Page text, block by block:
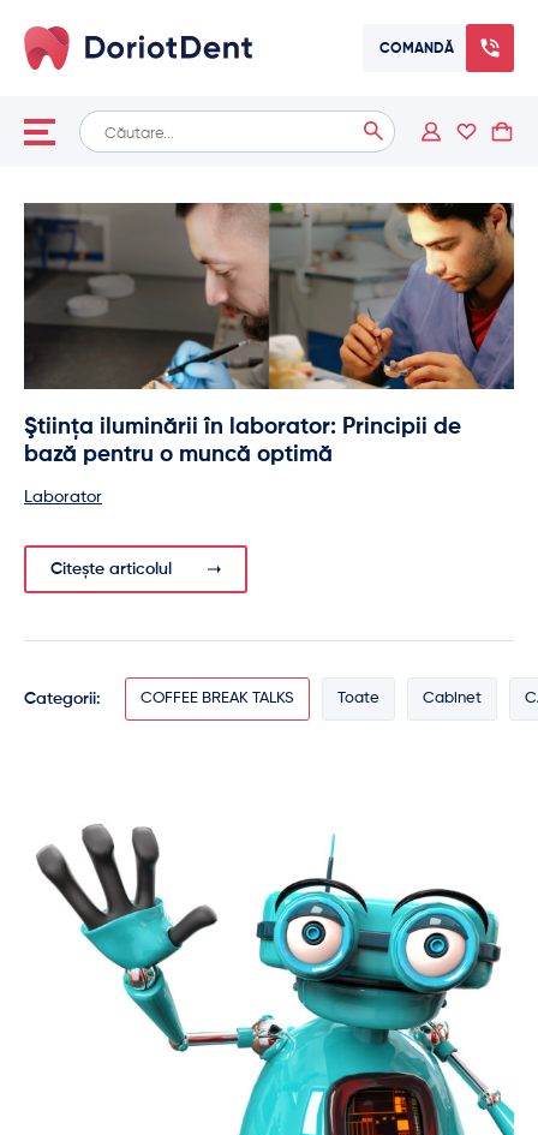
COMANDĂ
Caută
după:
When autocomplete results are available use up and down
Ştiinţa iluminării în laborator: Principii de
bază pentru o muncă optimă
Laborator
Citește articolul
Categorii: Toate Cabinet
COFFEE BREAK TALKS